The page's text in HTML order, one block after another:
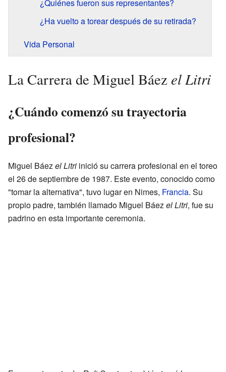
¿Quiénes fueron sus representantes?
¿Ha vuelto a torear después de su retirada?
Vida Personal
La Carrera de Miguel Báez el Litri
¿Cuándo comenzó su trayectoria
profesional?
Miguel Báezel Litri inició su carrera profesional en el toreo
el 26 de septiembre de 1987. Este evento, conocido como
"tomar la alternativa", tuvo lugar en Nimes, Francia. Su
propio padre, también llamado Miguel Báezel Litri, fue su
padrino en esta importante ceremonia.